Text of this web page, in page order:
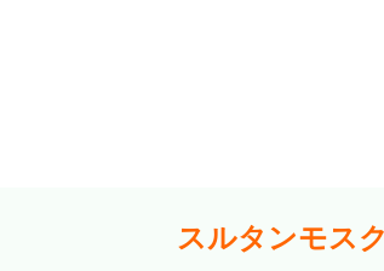
スルタンモス